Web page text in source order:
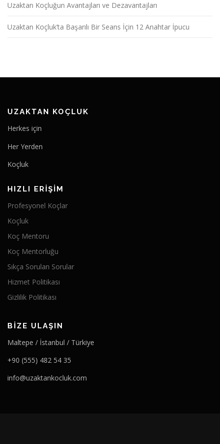
Uzaktan Koçluğun Avantajları ve Dezavantajları
Uzaktan Koçluk’ta Başarılı Bir Seans İçin 12 Anahtar İpucu
UZAKTAN KOÇLUK
Herkes için
Her Yerden
Koçluk
HIZLI ERIŞIM
Profesyonel Koçlar
Koçluk
Koç Mentoru
Koç Mentorluğu
Sıkça Sorulan Sorular
Hizmet Politikası
Gizlilik Politikası
BIZE ULAŞIN
Maltepe / İstanbul / Türkiye
+90 (555) 482 54 35
info@uzaktankocluk.com